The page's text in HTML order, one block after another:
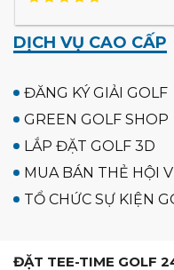
DỊCH VỤ CAO CẤP
ĐĂNG KÝ GIẢI GOLF
GREEN GOLF SHOP
LẮP ĐẶT GOLF 3D
MUA BÁN THẺ HỘI
TỔ CHỨC SỰ KIỆN
ĐẶT TEE-TIME GOLF